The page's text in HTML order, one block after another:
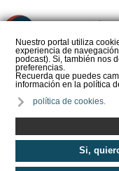
Nuestro portal utiliza
experiencia de
podcast). Si, también nos
preferencias.
Recuerda que puedes
información en la política
política de cookies.
Si,
Inicio